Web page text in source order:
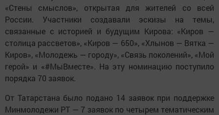
«Стены смыслов», открытая для жителей со всей
России. Участники создавали эскизы на темы,
связанные с историей и будущим Кирова: «Киров —
столица рассветов», «Киров — 650», «Хлынов — Вятка —
Киров», «Молодежь — городу», «Связь поколений», «Мой
герой» и «#МыВместе». На эту номинацию поступило
порядка 70 заявок.
От Татарстана было подано 14 заявок при поддержке
Минмолодежи РТ — 7 заявок по четырем тематическим